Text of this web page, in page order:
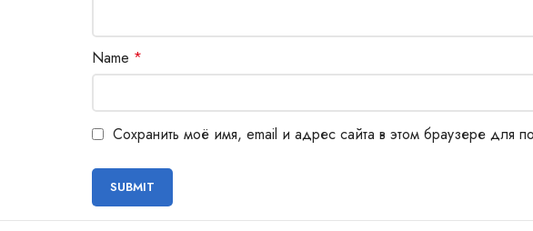
Name *
Сохранить моё имя, email и адрес сайта в этом браузере для